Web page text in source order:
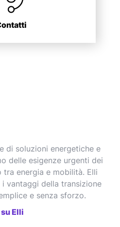
di soluzioni energetiche e
delle esigenze urgenti dei
tra energia e mobilità. Elli
vantaggi della transizione
e senza sforzo.
Elli